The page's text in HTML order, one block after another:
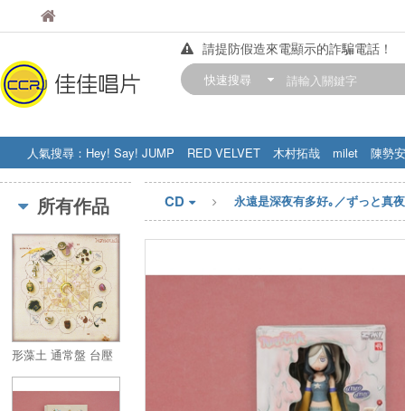
佳佳唱片
請提防假造來電顯示的詐騙電話！
【中華門市營業時間調整公告】
訂購金額滿200元，即享免運優惠!!
快速搜尋
人氣搜尋： Hey! Say! JUMP RED VELVET 木村拓哉 milet
陳勢安
STRAY KIDS
盧廣仲 周杰伦
所有作品
形藻土 通常盤 台壓
CD 永遠是深夜有多好｡／ずっと真